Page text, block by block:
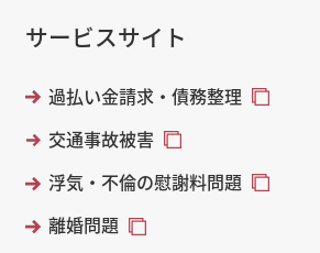
サービスサイト
過払い金請求・債務整理
交通事故被害
浮気・不倫の慰謝料問題
離婚問題